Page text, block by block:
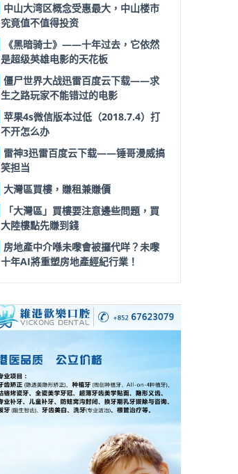
中山大湾区概念受惠最大，中山楼市
究竟值不值得投资
《黑暗骑士》——十年过去，它依然
是超级英雄电影的天花板
僵尸世界大战迅雷百度云下载——求
生之路玩家不能错过的电影
苹果4s微信版本过低（2018.7.4）打
不开怎么办
雷神3迅雷百度云下载——锤哥漫威搞
笑担当
大灣區買樓，賺租兼賺價
「大灣區」買樓要注意邊些問題，買
大陸樓點先賺到錢
房地產中介喺未嚟會被攞代咩？未嚟
十年AI將重塑房地產經紀行業！